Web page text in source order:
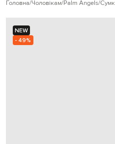
Головна Чоловікам Palm Angels
NEW
- 49%